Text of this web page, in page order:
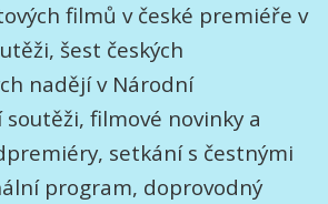
filmů v české premiéře v
šest českých
nadějí v Národní
filmové novinky a
setkání s čestnými
program, doprovodný